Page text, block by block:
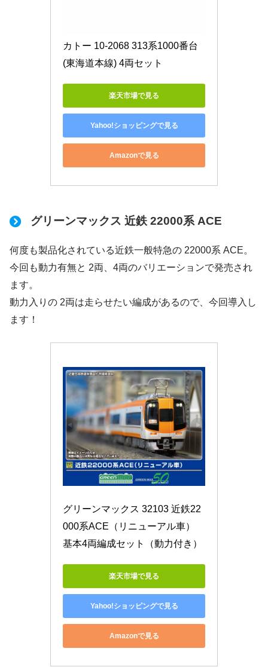
カトー 10-2068 313系1000番台
(東海道本線) 4両セット
楽天市場で見る
Yahoo!ショッピングで見る
Amazonで見る
グリーンマックス 近鉄 22000系 ACE
何度も製品化されている近鉄一般特急の 22000系 ACE。
今回も動力有無と 2両、4両のバリエーションで発売され
ます。
動力入りの 2両は走らせたい編成があるので、今回導入し
ます！
グリーンマックス 32103 近鉄22
000系ACE（リニューアル車）
基本4両編成セット（動力付き）
楽天市場で見る
Yahoo!ショッピングで見る
Amazonで見る